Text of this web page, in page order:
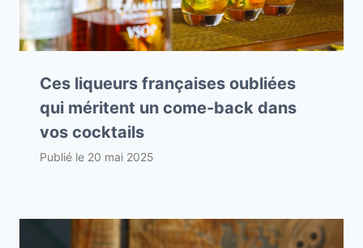
Ces liqueurs françaises oubliées
qui méritent un come-back dans
vos cocktails
Publié le 20 mai 2025